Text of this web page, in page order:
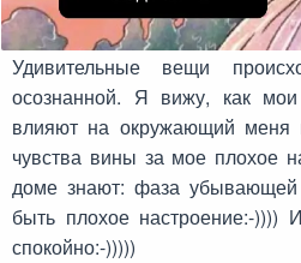
Удивительные вещи
осознанной. Я вижу, как
влияют на окружающий меня
чувства вины за мое плохое
доме знают: фаза
быть плохое настроение:-))))
спокойно:-)))))